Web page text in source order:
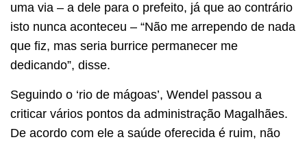
uma via – a dele para o prefeito, já que ao contrário
isto nunca aconteceu – “Não me arrependo de nada
que fiz, mas seria burrice permanecer me
dedicando”, disse.
Seguindo o ‘rio de mágoas’, Wendel passou a
criticar vários pontos da administração Magalhães.
De acordo com ele a saúde oferecida é ruim, não